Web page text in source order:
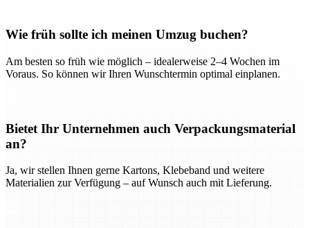
Wie früh sollte ich meinen Umzug buchen?
Am besten so früh wie möglich – idealerweise 2–4 Wochen im
Voraus. So können wir Ihren Wunschtermin optimal einplanen.
Bietet Ihr Unternehmen auch Verpackungsmaterial
an?
Ja, wir stellen Ihnen gerne Kartons, Klebeband und weitere
Materialien zur Verfügung – auf Wunsch auch mit Lieferung.